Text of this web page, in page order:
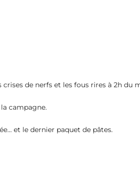
de nerfs et les fous rires à 2h du
campagne.
et le dernier paquet de pâtes.